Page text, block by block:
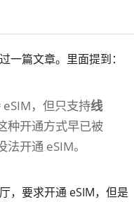
一篇文章。里面提到：
，但只支持线
种开通方式早已被
开通 eSIM。
，要求开通 eSIM，但是